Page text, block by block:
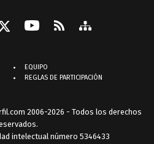
EQUIPO
REGLAS DE PARTICIPACIÓN
2006-2026 - Todos los derechos
intelectual número 5346433